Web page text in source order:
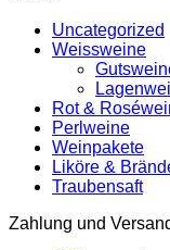
Uncategorized
Weissweine
Rot &
Perlweine
Weinpakete
Liköre &
Traubensaft
Zahlung und